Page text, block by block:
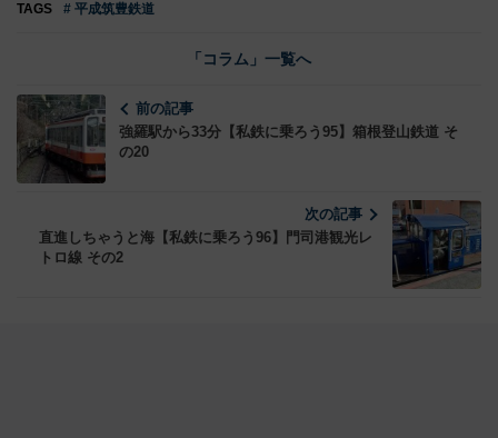
TAGS # 平成筑豊鉄道
「コラム」一覧へ
前の記事
強羅駅から33分【私鉄に乗ろう95】箱根登山鉄道 そ
の20
次の記事
直進しちゃうと海【私鉄に乗ろう96】門司港観光レ
トロ線 その2